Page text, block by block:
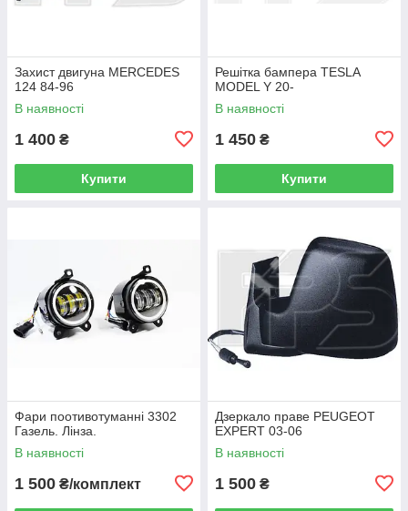
Захист двигуна MERCEDES
124 84-96
В наявності
1 400 ₴
Купити
Решітка бампера TESLA
MODEL Y 20-
В наявності
1 450 ₴
Купити
Фари поотивотуманні 3302
Газель. Лінза.
В наявності
1 500 ₴/комплект
Дзеркало праве PEUGEOT
EXPERT 03-06
В наявності
1 500 ₴